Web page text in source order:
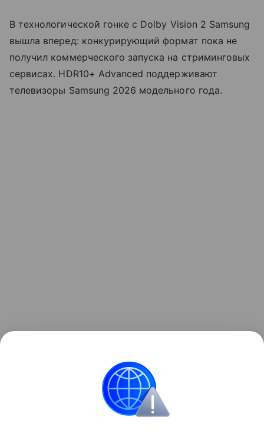
В технологической гонке с Dolby Vision 2 Samsung
вышла вперед: конкурирующий формат пока не
получил коммерческого запуска на стриминговых
сервисах. HDR10+ Advanced поддерживают
телевизоры Samsung 2026 модельного года.
инновационной технологией подсветки.